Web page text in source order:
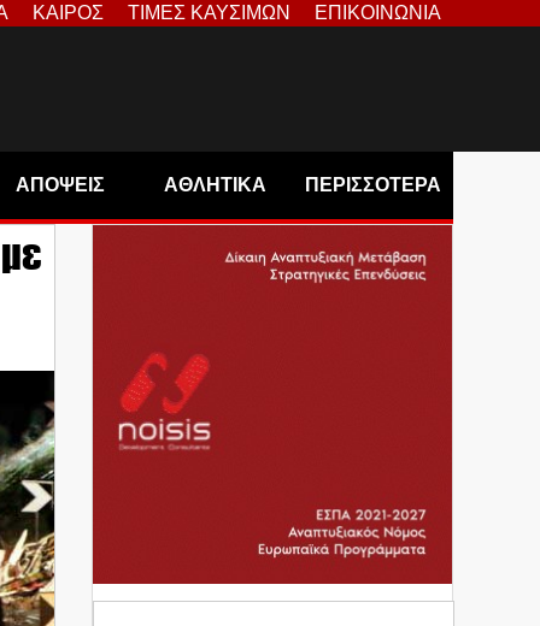
ΚΑΙΡΟΣ ΤΙΜΕΣ ΚΑΥΣΙΜΩΝ ΕΠΙΚΟΙΝΩΝΙΑ
ΑΠΟΨΕΙΣ ΑΘΛΗΤΙΚΑ ΠΕΡΙΣΣΟΤΕΡΑ